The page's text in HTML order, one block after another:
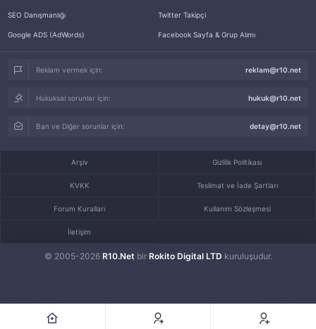
SEO Danışmanlığı
Google ADS (AdWords)
Twitter Takipçi
Facebook Sayfa & Grup Alımı
Reklam vermek için: reklam@r10.net
Hukuksal sorunlar için: hukuk@r10.net
Ban ve Diğer sorunlar için: detay@r10.net
© 2005-2026 R10.Net bir Rokito Digital LTD kuruluşudur.
Arşiv Gizlilik Politikası
KVKK Teslimat ve İade Şartları
Forum Kuralları Kullanım Sözleşmesi
İletişim